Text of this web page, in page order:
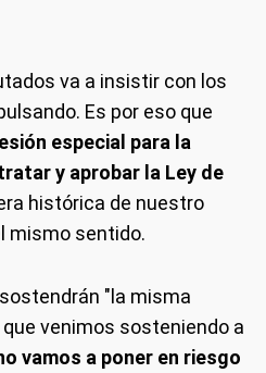
va a insistir con los
Es por eso que
especial para la
y aprobar la Ley de
histórica de nuestro
mismo sentido.
"la misma
venimos sosteniendo a
vamos a poner en riesgo